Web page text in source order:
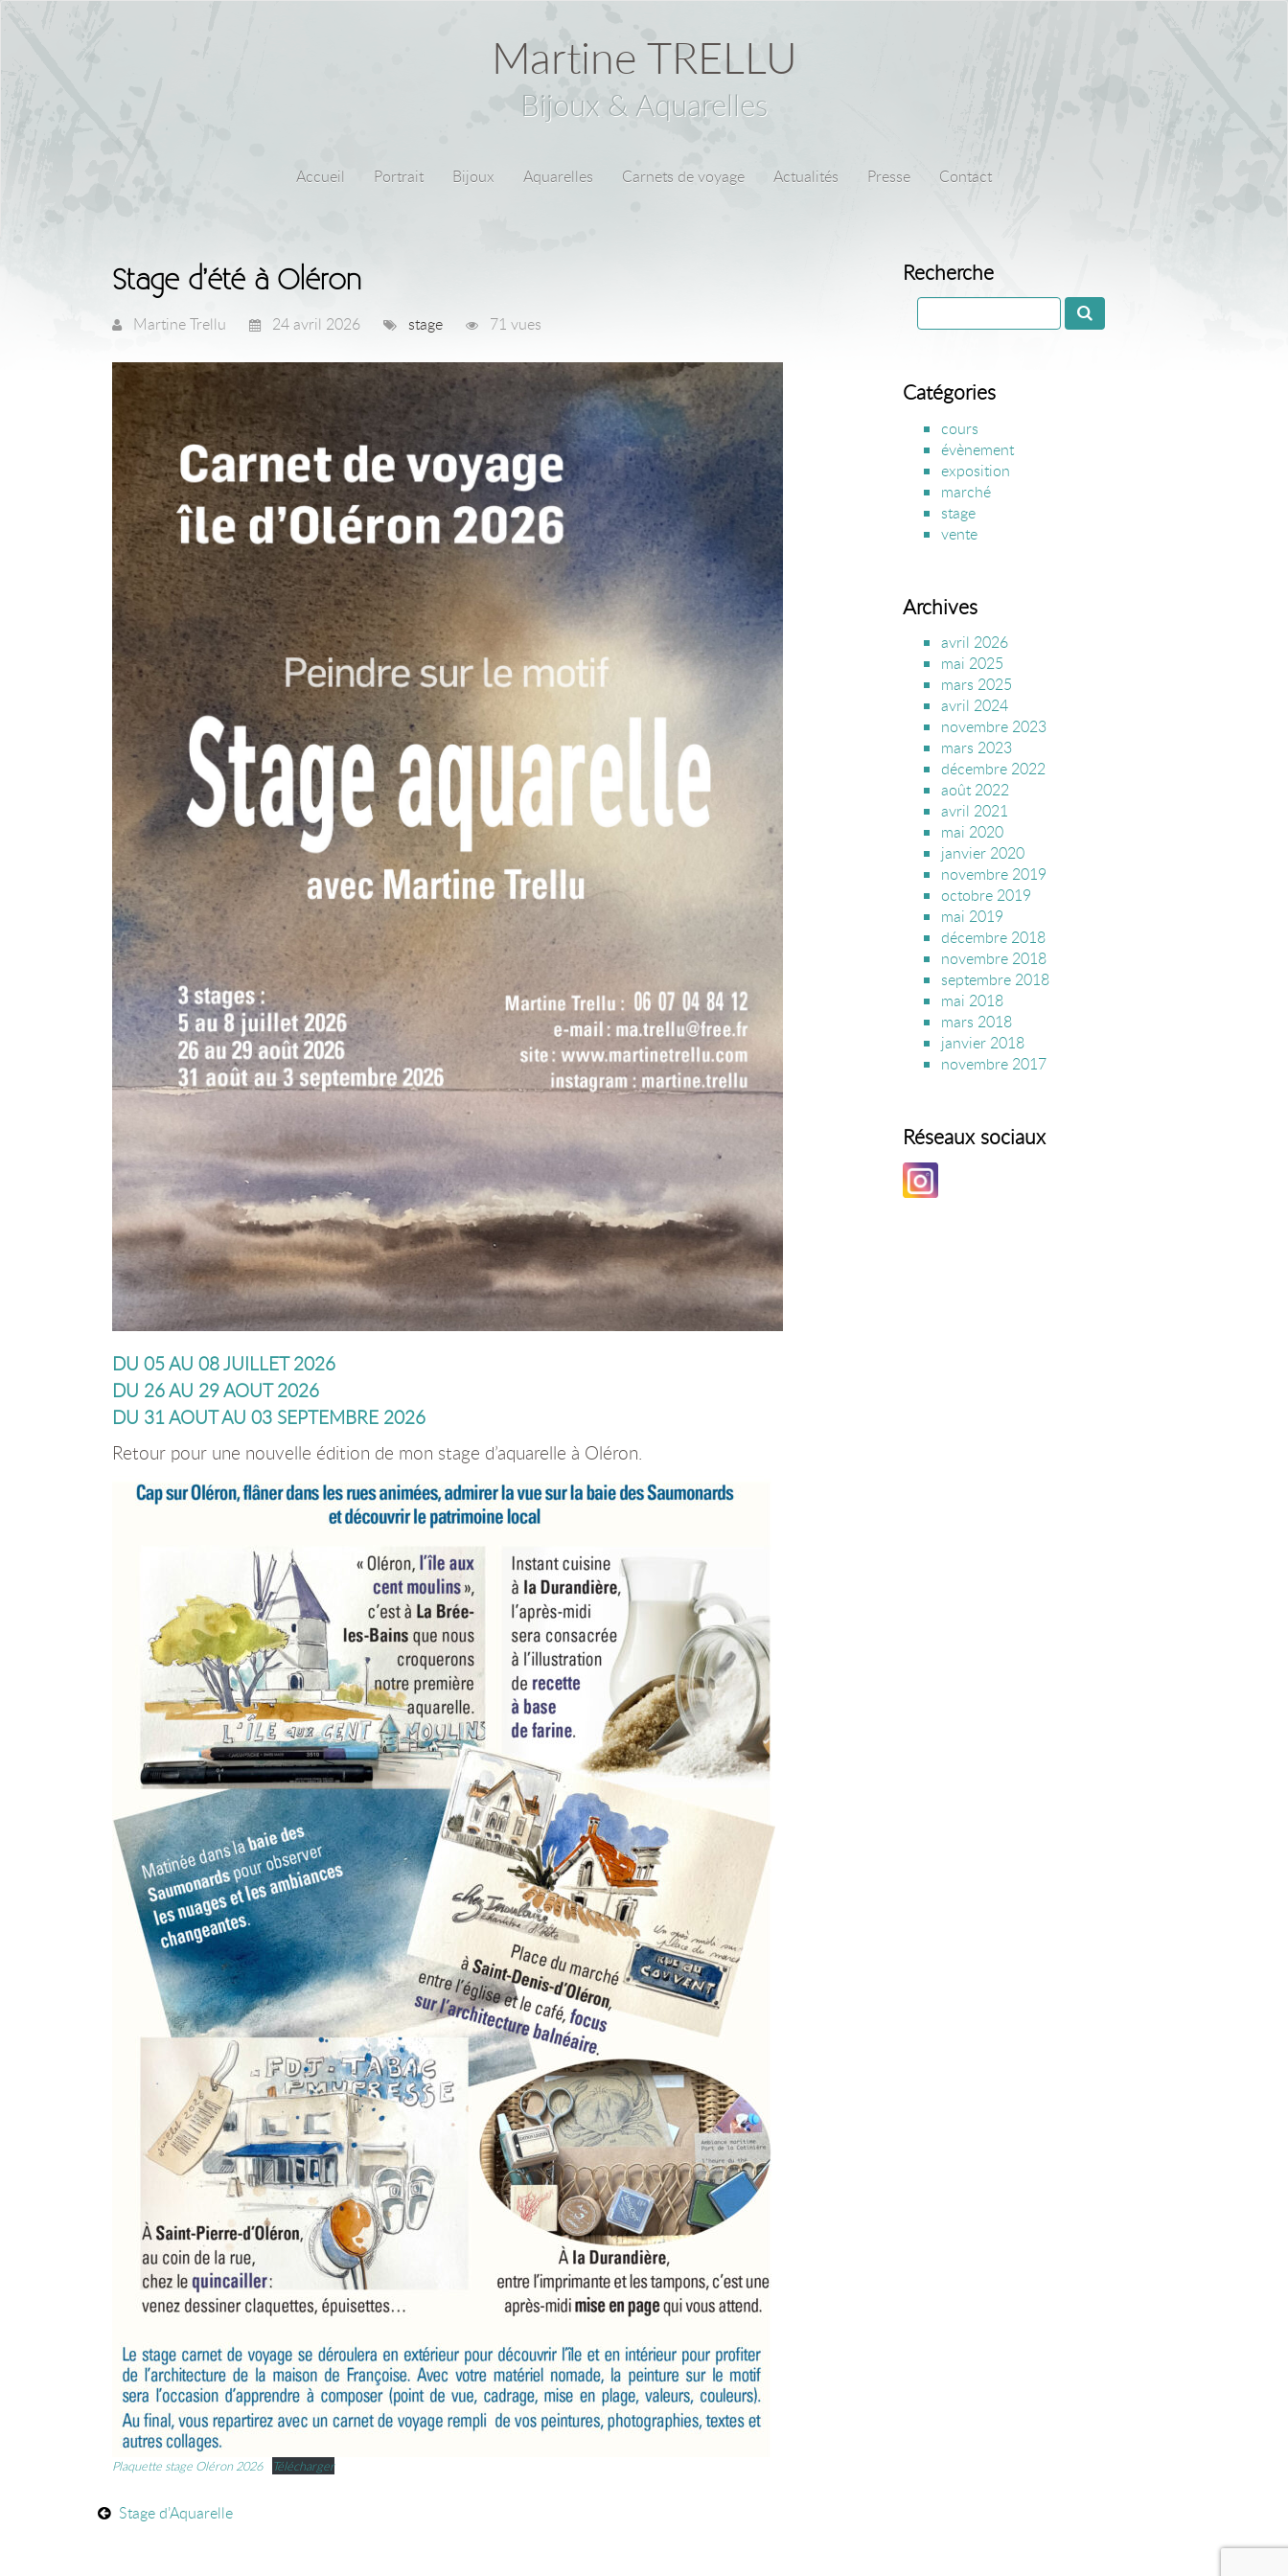
Martine TRELLU
Bijoux & Aquarelles
Accueil Portrait Bijoux Aquarelles Carnets de voyage Actualités Presse Contact
Stage d’été à Oléron
Martine Trellu 24 avril 2026 stage 71 vues
DU 05 AU 08 JUILLET 2026
DU 26 AU 29 AOUT 2026
DU 31 AOUT AU 03 SEPTEMBRE 2026
Retour pour une nouvelle édition de mon stage d’aquarelle à Oléron.
Plaquette stage Oléron 2026 Télécharger
Stage d’Aquarelle
Recherche
Catégories
cours
évènement
exposition
marché
stage
vente
Archives
avril 2026
mai 2025
mars 2025
avril 2024
novembre 2023
mars 2023
décembre 2022
août 2022
avril 2021
mai 2020
janvier 2020
novembre 2019
octobre 2019
mai 2019
décembre 2018
novembre 2018
septembre 2018
mai 2018
mars 2018
janvier 2018
novembre 2017
Réseaux sociaux